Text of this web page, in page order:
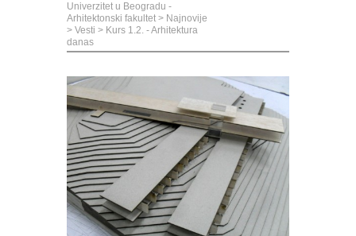
Univerzitet u Beogradu -
Arhitektonski fakultet > Najnovije
> Vesti > Kurs 1.2. - Arhitektura
danas